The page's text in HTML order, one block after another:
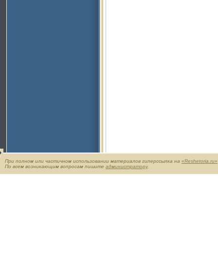
При полном или частичном использовании материалов гиперссылка на «Reshetoria.ru»
По всем возникающим вопросам пишите администратору.